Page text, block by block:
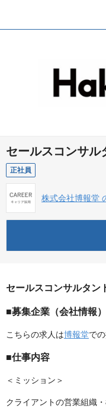
セールスコンサル
正社員
株式会社博報堂
セールスコンサルタン
■募集企業（会社情報）
こちらの求人は博報堂で
■仕事内容
＜ミッション＞
クライアントの営業組織